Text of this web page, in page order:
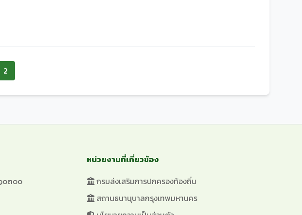
2
๐๓๐๐
หน่วยงานที่เกี่ยวข้อง
กรมส่งเสริมการปกครองท้องถิ่น
สถานธนานุบาลกรุงเทพมหานคร